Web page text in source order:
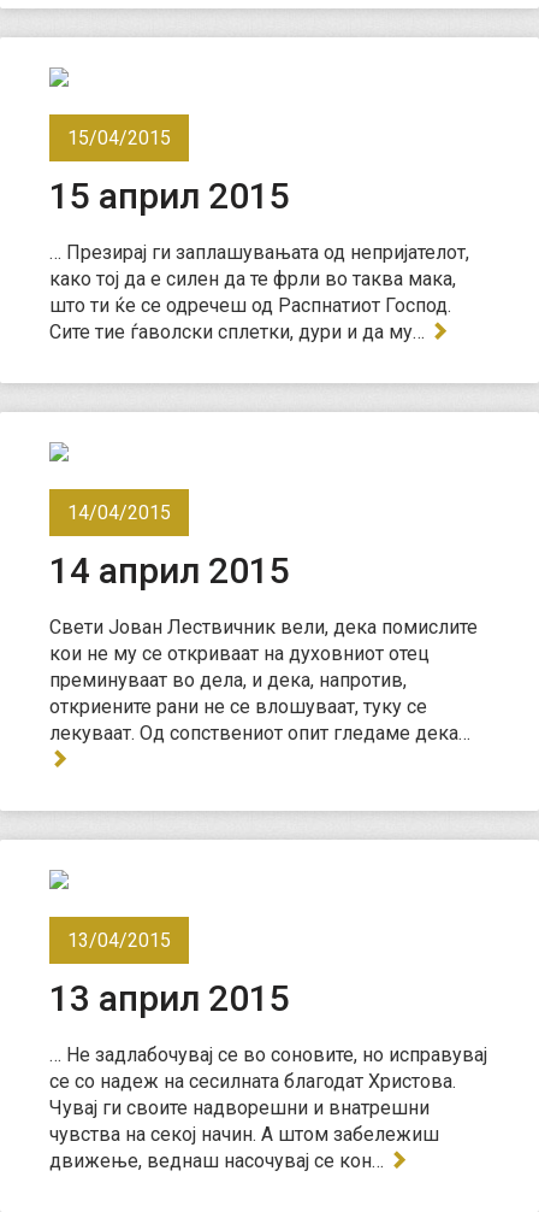
15/04/2015
15 април 2015
… Презирај ги заплашувањата од непријателот,
како тој да е силен да те фрли во таква мака,
што ти ќе се одречеш од Распнатиот Господ.
Сите тие ѓаволски сплетки, дури и да му…
14/04/2015
14 април 2015
Свети Јован Лествичник вели, дека помислите
кои не му се откриваат на духовниот отец
преминуваат во дела, и дека, напротив,
откриените рани не се влошуваат, туку се
лекуваат. Од сопствениот опит гледаме дека…
13/04/2015
13 април 2015
… Не задлабочувај се во соновите, но исправувај
се со надеж на сесилната благодат Христова.
Чувај ги своите надворешни и внатрешни
чувства на секој начин. А штом забележиш
движење, веднаш насочувај се кон…